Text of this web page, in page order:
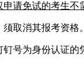
申请免试的考生不
取消其报考资格。
号为身份认证